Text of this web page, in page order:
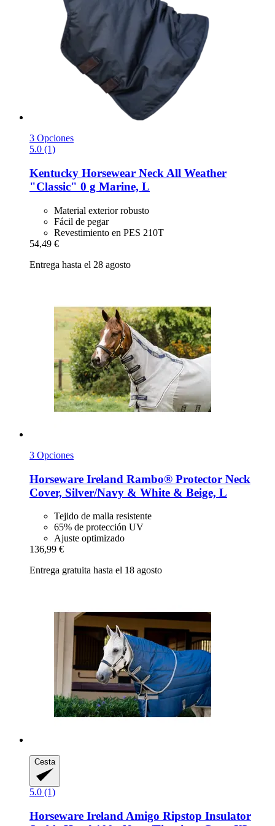
3 Opciones
5.0 (1)
Kentucky Horsewear Neck All Weather
"Classic" 0 g Marine, L
Material exterior robusto
Fácil de pegar
Revestimiento en PES 210T
54,49 €
Entrega hasta el 28 agosto
3 Opciones
Horseware Ireland Rambo® Protector Neck
Cover, Silver/Navy & White & Beige, L
Tejido de malla resistente
65% de protección UV
Ajuste optimizado
136,99 €
Entrega gratuita hasta el 18 agosto
Cesta
5.0 (1)
Horseware Ireland Amigo Ripstop Insulator